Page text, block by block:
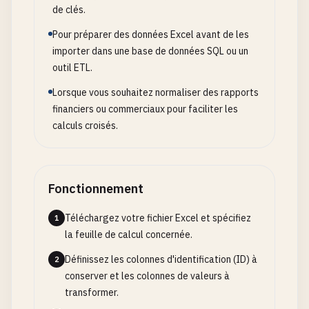
de clés.
Pour préparer des données Excel avant de les
importer dans une base de données SQL ou un
outil ETL.
Lorsque vous souhaitez normaliser des rapports
financiers ou commerciaux pour faciliter les
calculs croisés.
Fonctionnement
1
Téléchargez votre fichier Excel et spécifiez
la feuille de calcul concernée.
2
Définissez les colonnes d'identification (ID) à
conserver et les colonnes de valeurs à
transformer.